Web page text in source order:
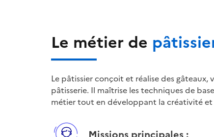
Le métier de
Le pâtissier conçoit et réalise des
pâtisserie. Il maîtrise les techniques de
métier tout en développant la créativité et
Missions principales :